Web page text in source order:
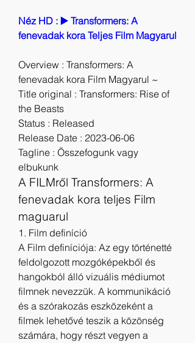
Néz HD : ▶️ Transformers: A
fenevadak kora Teljes Film Magyarul
Overview : Transformers: A
fenevadak kora Film Magyarul ~
Title original : Transformers: Rise of
the Beasts
Status : Released
Release Date : 2023-06-06
Tagline : Összefogunk vagy
elbukunk
A FILMről Transformers: A
fenevadak kora teljes Film
maguarul
1. Film definíció
A Film definíciója: Az egy történetté
feldolgozott mozgóképekből és
hangokból álló vizuális médiumot
filmnek nevezzük. A kommunikáció
és a szórakozás eszközeként a
filmek lehetővé teszik a közönség
számára, hogy részt vegyen a